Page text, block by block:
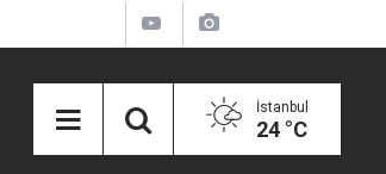
İstanbul
24 °C